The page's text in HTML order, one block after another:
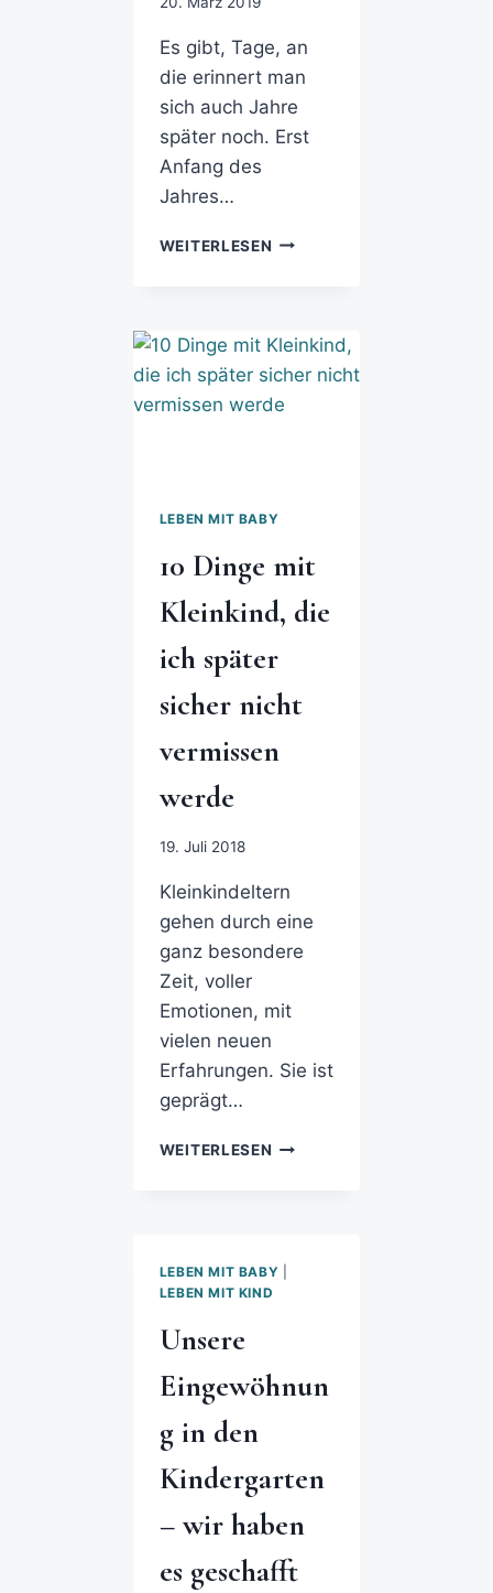
Es gibt, Tage, an
die erinnert man
sich auch Jahre
später noch. Erst
Anfang des
Jahres…
WEITERLESEN
LEBEN MIT BABY
10 Dinge mit
Kleinkind, die
ich später
sicher nicht
vermissen
werde
19. Juli 2018
Kleinkindeltern
gehen durch eine
ganz besondere
Zeit, voller
Emotionen, mit
vielen neuen
Erfahrungen. Sie ist
geprägt…
WEITERLESEN
LEBEN MIT BABY
LEBEN MIT KIND
Unsere
Eingewöhnun
g in den
Kindergarten
– wir haben
es geschafft